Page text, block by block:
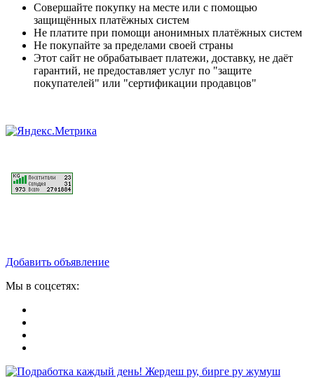
Совершайте покупку на месте или с помощью
защищённых платёжных систем
Не платите при помощи анонимных платёжных систем
Не покупайте за пределами своей страны
Этот сайт не обрабатывает платежи, доставку, не даёт
гарантий, не предоставляет услуг по "защите
покупателей" или "сертификации продавцов"
Добавить объявление
Мы в соцсетях: